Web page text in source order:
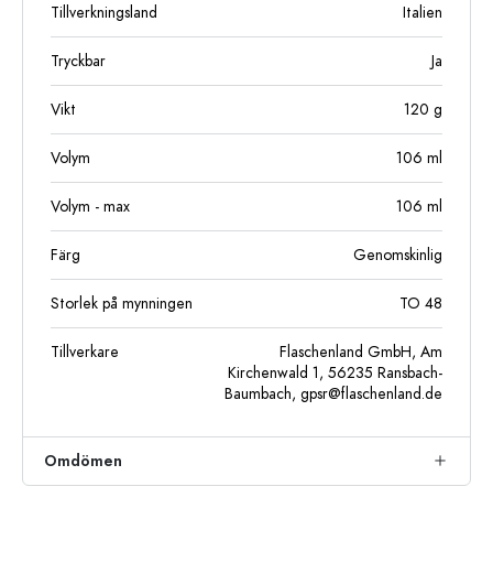
Tillverkningsland Italien
Tryckbar Ja
Vikt 120 g
Volym 106 ml
Volym - max 106 ml
Färg Genomskinlig
Storlek på mynningen TO 48
Tillverkare
Flaschenland GmbH, Am
Kirchenwald 1, 56235 Ransbach-
Baumbach, gpsr@flaschenland.de
Omdömen